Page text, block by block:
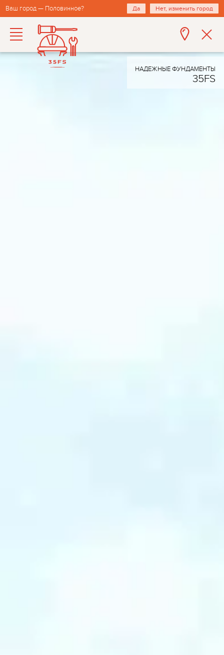
Ваш город — Половинное? Да Нет, изменить город
НАДЕЖНЫЕ ФУНДАМЕНТЫ
35FS